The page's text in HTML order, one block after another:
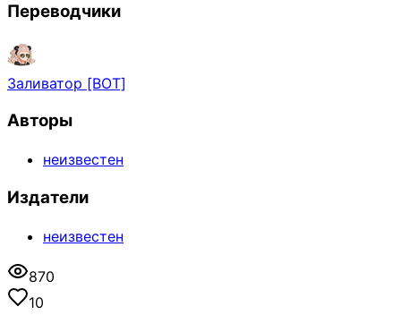
Переводчики
Заливатор [BOT]
Авторы
неизвестен
Издатели
неизвестен
870
10